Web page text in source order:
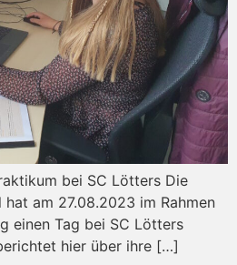
bei SC Lötters Die
hat am 27.08.2023 im Rahmen
einen Tag bei SC Lötters
hier über ihre […]